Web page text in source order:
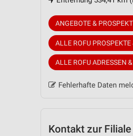
ANGEBOTE &
ALLE ROFU
ALLE ROFU ADRESSEN
Fehlerhafte Daten
Kontakt zur Filiale